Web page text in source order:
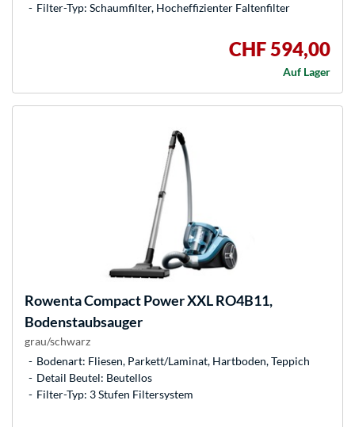
Filter-Typ: Schaumfilter, Hocheffizienter Faltenfilter
CHF 594,00
Auf Lager
RowentaCompact Power XXL RO4B11,
Bodenstaubsauger
grau/schwarz
Bodenart: Fliesen, Parkett/Laminat, Hartboden, Teppich
Detail Beutel: Beutellos
Filter-Typ: 3 Stufen Filtersystem